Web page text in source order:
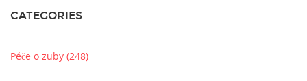
CATEGORIES
Péče o zuby (248)